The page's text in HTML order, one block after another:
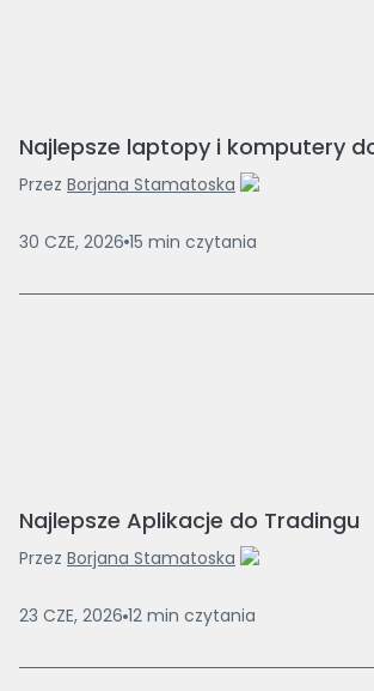
Najlepsze laptopy i komputery
Przez Borjana Stamatoska
30 CZE, 2026 15 min czytania
Najlepsze Aplikacje do Tradingu
Przez Borjana Stamatoska
23 CZE, 2026 12 min czytania